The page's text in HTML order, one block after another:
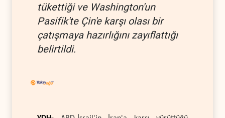
tükettiği ve Washington'un
Pasifik'te Çin'e karşı olası bir
çatışmaya hazırlığını zayıflattığı
belirtildi.